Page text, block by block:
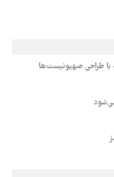
با طراحی صهیونیست‌ها